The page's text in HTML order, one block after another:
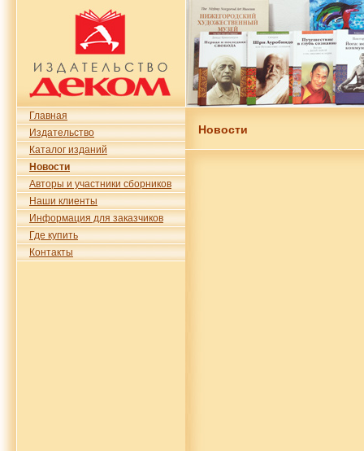
Главная
Издательство
Каталог изданий
Новости
Авторы и участники сборников
Наши клиенты
Информация для заказчиков
Где купить
Контакты
Новости